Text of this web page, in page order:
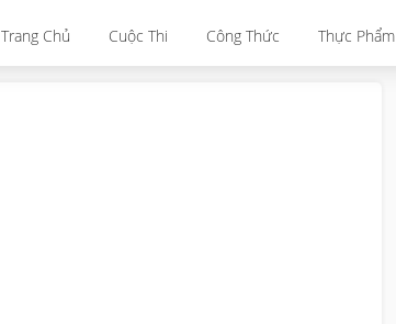
Trang Chủ Cuộc Thi Công Thức Thực Phẩm